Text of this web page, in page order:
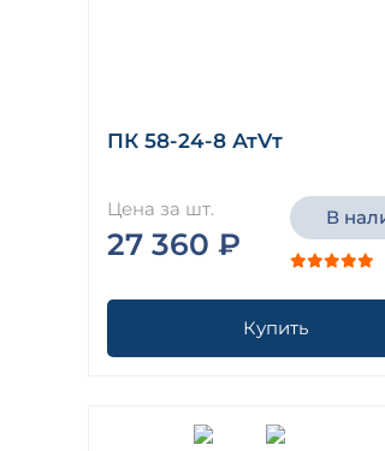
ПК 58-24-8 АтVт
Цена за шт.
27 360 ₽
В
Купить